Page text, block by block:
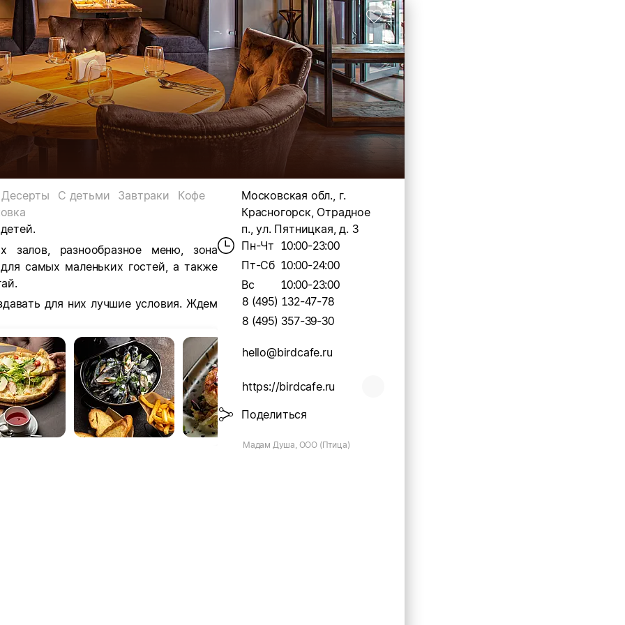
Десерты С детьми Завтраки
Кофе
залов, разнообразное меню, зона
самых маленьких гостей, а также
для них лучшие условия. Ждем
Московская обл., г.
Красногорск, Отрадное
п., ул. Пятницкая, д. 3
Пн-Чт 10:00-23:00
Пт-Сб 10:00-24:00
Вс
10:00-23:00
8 (495) 132-47-78
8 (495) 357-39-30
hello@birdcafe.ru
https://birdcafe.ru
Поделиться
Мадам Душа, ООО (Птица)